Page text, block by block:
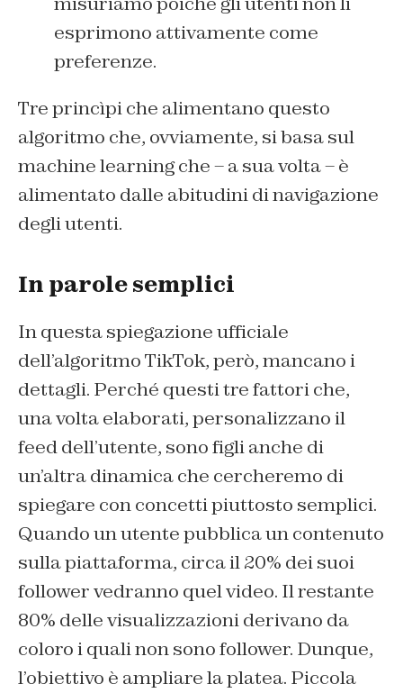
esprimono attivamente come
preferenze.
Tre princìpi che alimentano questo
algoritmo che, ovviamente, si basa sul
machine learning che – a sua volta – è
alimentato dalle abitudini di navigazione
degli utenti.
In parole semplici
In questa spiegazione ufficiale
dell’algoritmo TikTok, però, mancano i
dettagli. Perché questi tre fattori che,
una volta elaborati, personalizzano il
feed dell’utente, sono figli anche di
un’altra dinamica che cercheremo di
spiegare con concetti piuttosto semplici.
Quando un utente pubblica un contenuto
sulla piattaforma, circa il 20% dei suoi
follower vedranno quel video. Il restante
80% delle visualizzazioni derivano da
coloro i quali non sono follower. Dunque,
l’obiettivo è ampliare la platea. Piccola